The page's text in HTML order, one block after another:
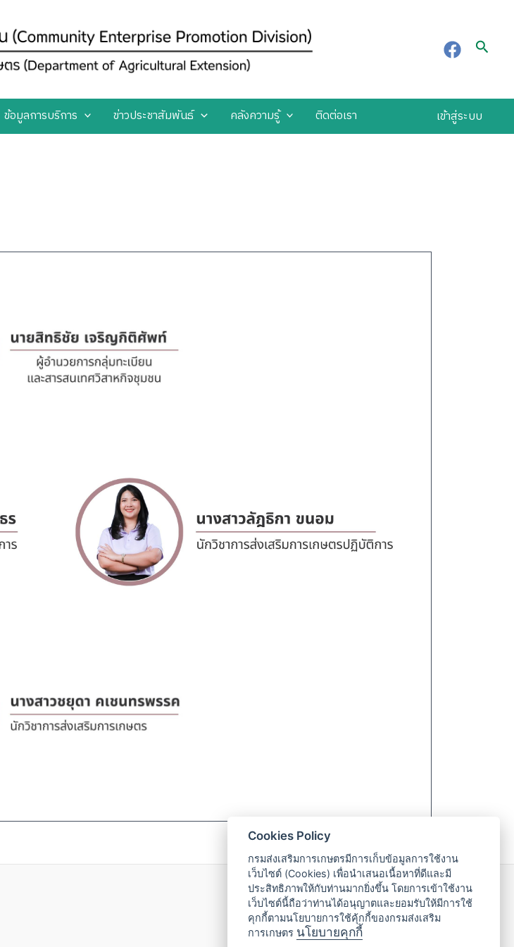
ข้อมูลการบริการ ข่าวประชาสัมพันธ์ คลังความรู้ ติดต่อเรา เข้าสู่ระบบ
02-955-1595
Cookies Policy
กรมส่งเสริมการเกษตรมีการเก็บข้อมูลการใช้งาน
เว็บไซต์ (Cookies) เพื่อนำเสนอเนื้อหาที่ดีและมี
ประสิทธิภาพให้กับท่านมากยิ่งขึ้น โดยการเข้าใช้งาน
เว็บไซต์นี้ถือว่าท่านได้อนุญาตและยอมรับให้มีการใช้
คุกกี้ตามนโยบายการใช้คุ้กกี้ของกรมส่งเสริม
การเกษตร นโยบายคุกกี้